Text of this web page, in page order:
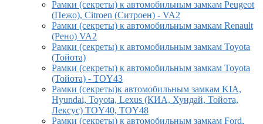
Рамки (секреты) к автомобильным замкам Peugeot
(Пежо), Citroen (Ситроен) - VA2
Рамки (секреты) к автомобильным замкам Renault
(Рено) VA2
Рамки (секреты) к автомобильным замкам Toyota
(Тойота)
Рамки (секреты) к автомобильным замкам Toyota
(Тойота) - TOY43
Рамки (секреты)к автомобильным замкам KIA,
Hyundai, Toyota, Lexus (КИА, Хундай, Тойота,
Лексус) TOY40, TOY48
Рамки (секреты) к автомобильным замкам Ford,